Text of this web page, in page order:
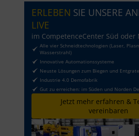
ERLEBEN SIE UNSERE
LIVE
im CompetenceCenter Süd oder
Alle vier Schneidtechnologien (Laser,
Wasserstrahl)
Innovative Automationssysteme
Neuste Lösungen zum Biegen und
Industrie 4.0 Demofabrik
Gut zu erreichen: im Süden und Norden
Jetzt mehr erfahren &
vereinbaren